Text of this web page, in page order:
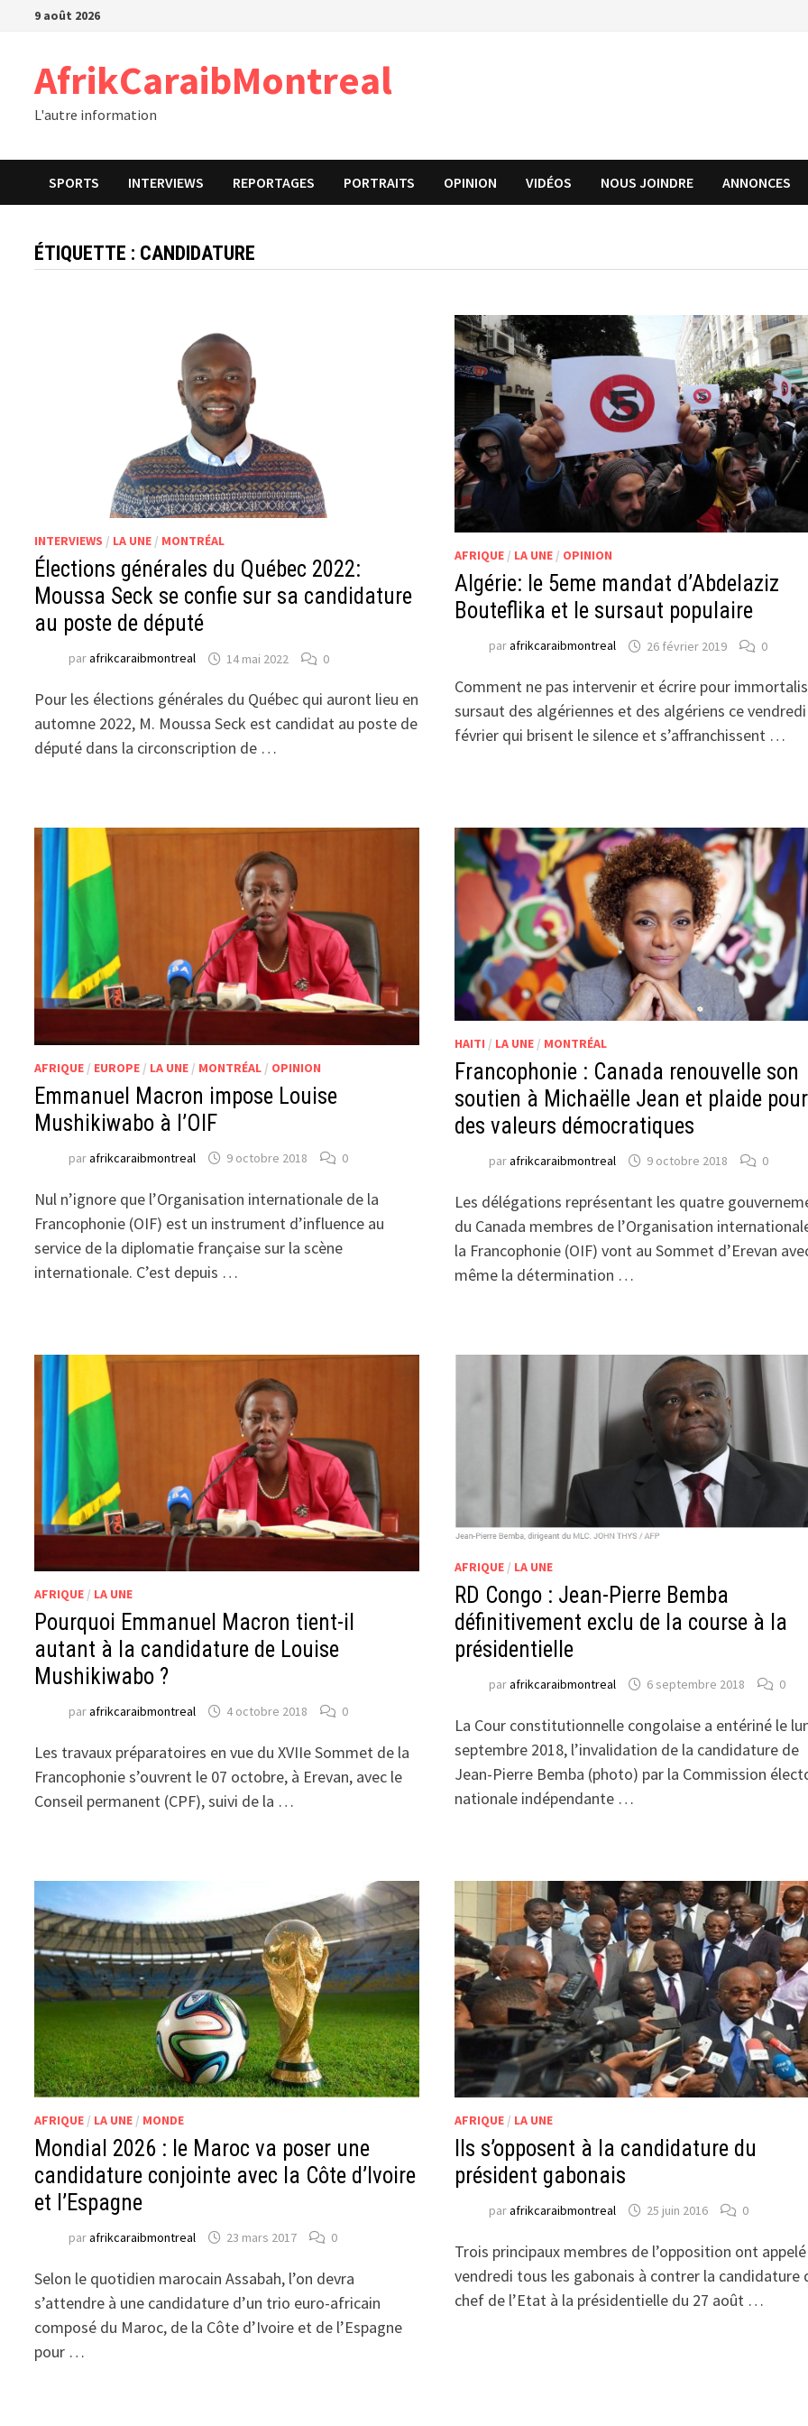
Passer9 août 2026
AfrikCaraibMontreal
L'autre information
SPORTS INTERVIEWS REPORTAGES PORTRAITS OPINION VIDÉOS NOUS JOINDRE ANNONCES
ÉTIQUETTE : CANDIDATURE
INTERVIEWS / LA UNE / MONTRÉAL
Élections générales du Québec 2022:
Moussa Seck se confie sur sa candidature
au poste de député
parafrikcaraibmontreal 14 mai 2022 0
Pour les élections générales du Québec qui auront lieu en
automne 2022, M. Moussa Seck est candidat au poste de
député dans la circonscription de …
AFRIQUE/ LA UNE/ OPINION
Algérie: le 5eme mandat d’Abdelaziz
Bouteflika et le sursaut populaire
parafrikcaraibmontreal 26 février 2019 0
Comment ne pas intervenir et écrire pour
sursaut des algériennes et des algériens ce
février qui brisent le silence et s’affranchissent …
AFRIQUE / EUROPE / LA UNE / MONTRÉAL / OPINION
Emmanuel Macron impose Louise
Mushikiwabo à l’OIF
parafrikcaraibmontreal 9 octobre 2018 0
Nul n’ignore que l’Organisation internationale de la
Francophonie (OIF) est un instrument d’influence au
service de la diplomatie française sur la scène
internationale. C’est depuis …
HAITI / LA UNE/ MONTRÉAL
Francophonie : Canada renouvelle son
soutien à Michaëlle Jean et plaide pour
des valeurs démocratiques
parafrikcaraibmontreal 9 octobre 2018 0
Les délégations représentant les quatre
du Canada membres de l’Organisation
la Francophonie (OIF) vont au Sommet d’Erevan
même la détermination …
AFRIQUE / LA UNE
Pourquoi Emmanuel Macron tient-il
autant à la candidature de Louise
Mushikiwabo ?
parafrikcaraibmontreal 4 octobre 2018 0
Les travaux préparatoires en vue du XVIIe Sommet de la
Francophonie s’ouvrent le 07 octobre, à Erevan, avec le
Conseil permanent (CPF), suivi de la …
AFRIQUE/ LA UNE
RD Congo : Jean-Pierre Bemba
définitivement exclu de la course à la
présidentielle
parafrikcaraibmontreal 6 septembre 2018 0
La Cour constitutionnelle congolaise a entériné le
septembre 2018, l’invalidation de la candidature de
Jean-Pierre Bemba (photo) par la Commission
nationale indépendante …
AFRIQUE / LA UNE / MONDE
Mondial 2026 : le Maroc va poser une
candidature conjointe avec la Côte d’Ivoire
et l’Espagne
parafrikcaraibmontreal 23 mars 2017 0
Selon le quotidien marocain Assabah, l’on devra
s’attendre à une candidature d’un trio euro-africain
composé du Maroc, de la Côte d’Ivoire et de l’Espagne
pour …
AFRIQUE/ LA UNE
Ils s’opposent à la candidature du
président gabonais
parafrikcaraibmontreal 25 juin 2016 0
Trois principaux membres de l’opposition ont appelé
vendredi tous les gabonais à contrer la candidature
chef de l’Etat à la présidentielle du 27 août …